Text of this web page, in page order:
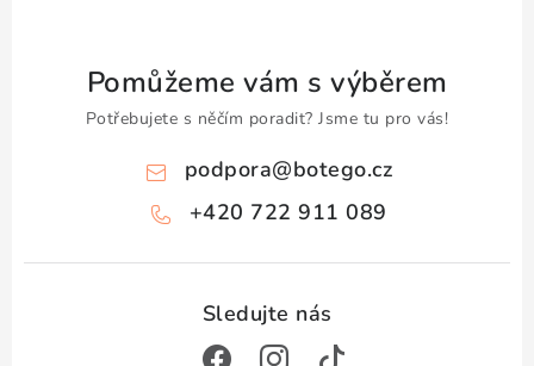
Pomůžeme vám s výběrem
Potřebujete s něčím poradit? Jsme tu pro vás!
podpora@botego.cz
+420 722 911 089